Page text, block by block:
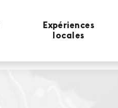
Expériences
locales